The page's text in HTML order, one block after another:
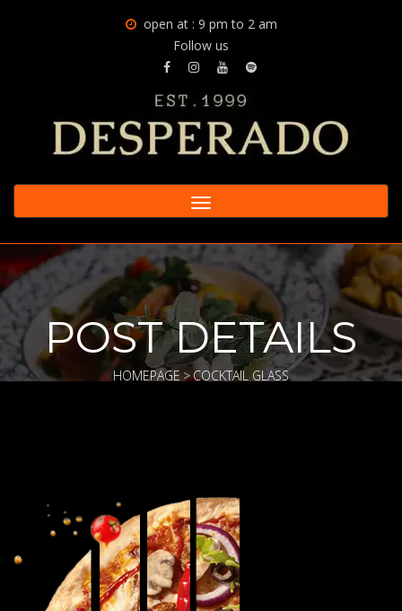
open at : 9 pm to 2 am
Follow us
Toggle
navigation
POST DETAILS
HOMEPAGE >COCKTAIL GLASS